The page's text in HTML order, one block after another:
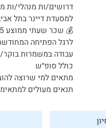
דרושים/ות מנהלי/ות
למסעדת דיינר בתל
💰 שכר שעתי ממוצע 55 ₪ + בונוסים שווים 💰(תלוי ניסיון)
לרגל הפתיחה
עבודה במשמרות
כולל סופ״ש
מתאים למי שרוצה
תנאים מעולים